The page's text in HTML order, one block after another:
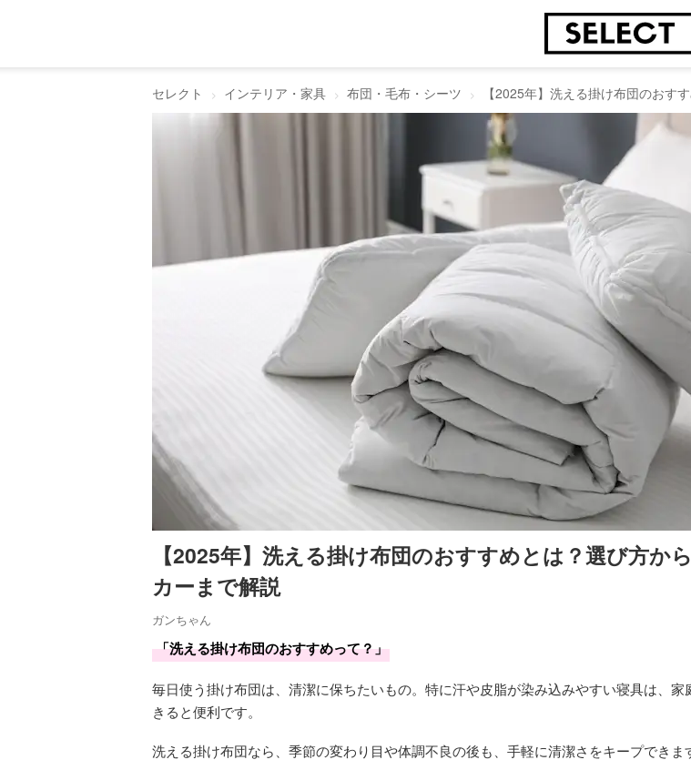
セレクト インテリア・家具 布団・毛布・シーツ 【2025年】洗える掛け布団のおす
【2025年】洗える掛け布団のおすすめとは？選び方か
カーまで解説
ガンちゃん
「洗える掛け布団のおすすめって？」
毎日使う掛け布団は、清潔に保ちたいもの。特に汗や皮脂が染み込みやすい寝具は、家
きると便利です。
洗える掛け布団なら、季節の変わり目や体調不良の後も、手軽に清潔さをキープできま